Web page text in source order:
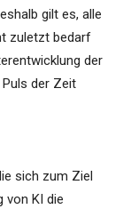
gilt es, alle
zuletzt bedarf
der
der Zeit
sich zum Ziel
von KI die